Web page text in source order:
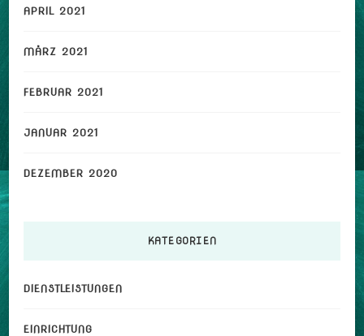
APRIL 2021
MÄRZ 2021
FEBRUAR 2021
JANUAR 2021
DEZEMBER 2020
KATEGORIEN
DIENSTLEISTUNGEN
EINRICHTUNG